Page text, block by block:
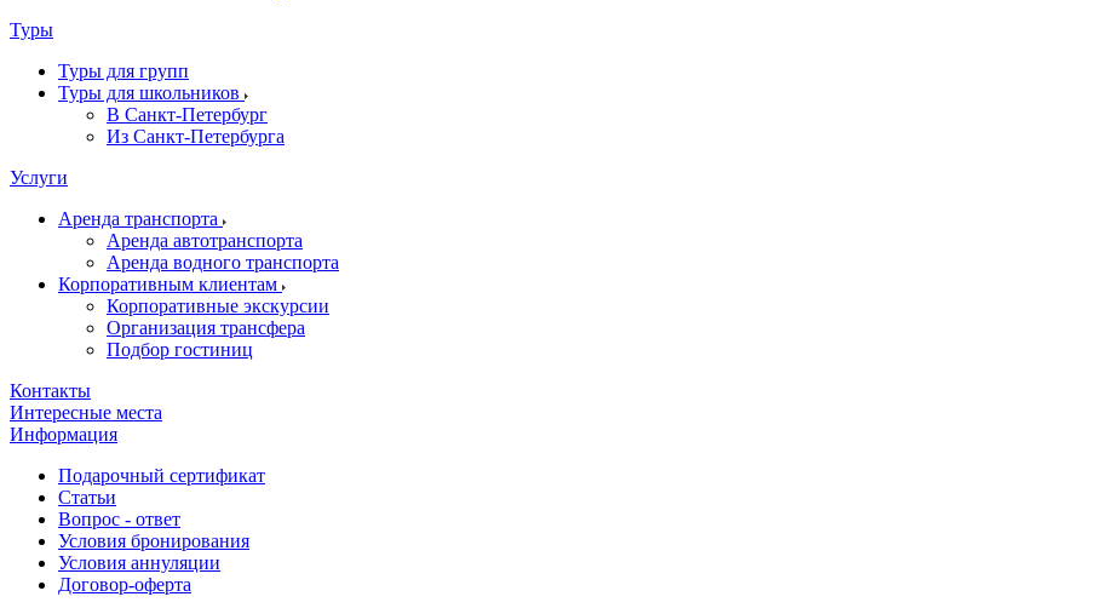
Туры
Туры для групп
Туры для школьников
В Санкт-Петербург
Из Санкт-Петербурга
Услуги
Аренда транспорта
Аренда автотранспорта
Аренда водного транспорта
Корпоративным клиентам
Корпоративные экскурсии
Организация трансфера
Подбор гостиниц
Контакты
Интересные места
Информация
Подарочный сертификат
Статьи
Вопрос - ответ
Условия бронирования
Условия аннуляции
Договор-оферта